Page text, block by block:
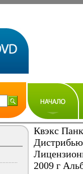
Квэкс
2009 г